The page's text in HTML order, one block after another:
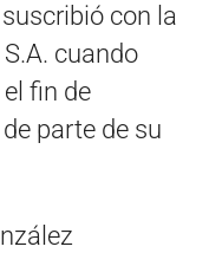
con la
cuando
fin de
parte de su